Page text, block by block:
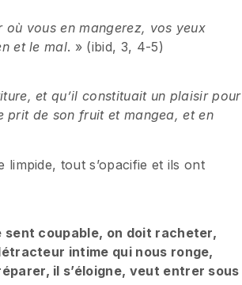
vous en mangerez, vos yeux
et le mal. » (ibid, 3, 4-5)
et qu’il constituait un plaisir pour
prit de son fruit et mangea, et en
tout s’opacifie et ils ont
sent coupable, on doit racheter,
intime qui nous ronge,
il s’éloigne, veut entrer sous